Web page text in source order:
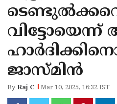
ജാസ്മിന്‍
ByRaj C Mar 10, 2025, 16:32 IST